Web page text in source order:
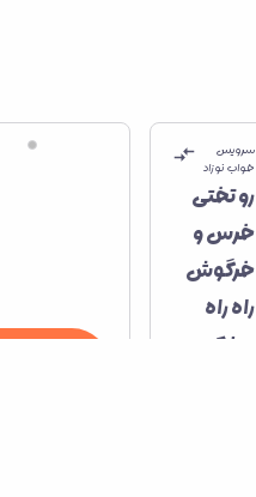
سرویس
خواب نوزاد
رو تختی
خرس و
خرگوش
راه راه
بهارک